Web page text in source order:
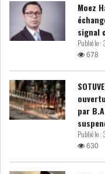
Moez
signal
Publié le :
678
par
Publié le :
630